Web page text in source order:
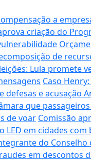
a
criação do
de
Lula promete
Caso
defesas e acusação
que
de voar Comissão
LED em cidades
do Conselho
em descontos